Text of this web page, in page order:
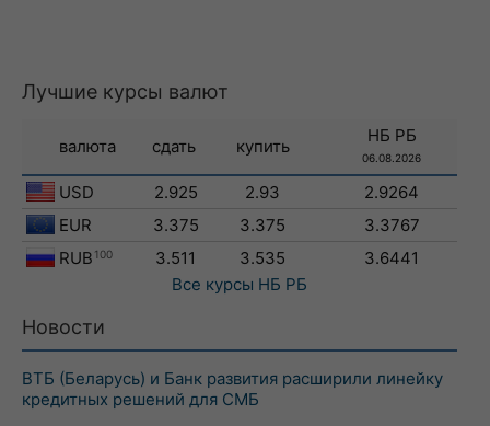
Лучшие курсы валют
валюта сдать купить
НБ РБ
06.08.2026
USD 2.925 2.93
2.9264
EUR
3.375 3.375
3.3767
RUB 100 3.511 3.535
3.6441
Все курсы НБ РБ
Новости
ВТБ (Беларусь) и Банк развития расширили линейку
кредитных решений для СМБ